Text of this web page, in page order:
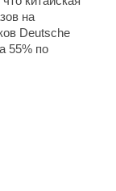
на
Deutsche
55% по